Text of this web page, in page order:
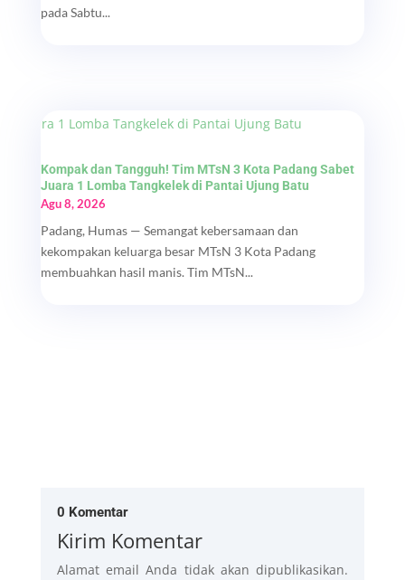
pada Sabtu...
Kompak dan Tangguh! Tim MTsN 3 Kota Padang Sabet
Juara 1 Lomba Tangkelek di Pantai Ujung Batu
Agu 8, 2026
Padang, Humas — Semangat kebersamaan dan
kekompakan keluarga besar MTsN 3 Kota Padang
membuahkan hasil manis. Tim MTsN...
0 Komentar
Kirim Komentar
Alamat email Anda tidak akan dipublikasikan.